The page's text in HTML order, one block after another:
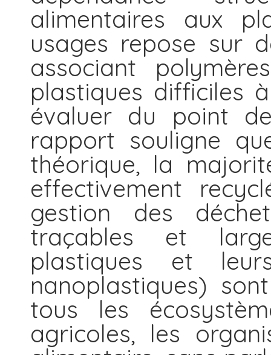
alimentaires aux
usages repose sur
associant
plastiques difficiles
évaluer du point
rapport souligne
théorique, la
effectivement
gestion des
traçables et
plastiques et
nanoplastiques)
tous les
agricoles, les